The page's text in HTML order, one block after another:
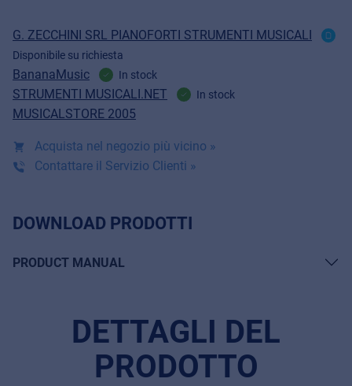
G. ZECCHINI SRL PIANOFORTI STRUMENTI MUSICALI
Disponibile su richiesta
BananaMusic In stock
STRUMENTI MUSICALI.NET In stock
MUSICALSTORE 2005
Acquista nel negozio più vicino »
Contattare il Servizio Clienti »
DOWNLOAD PRODOTTI
PRODUCT MANUAL
DETTAGLI DEL
PRODOTTO